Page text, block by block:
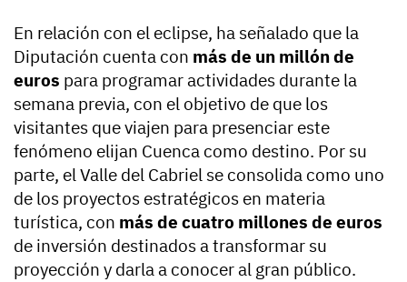
En relación con el eclipse, ha señalado que la
Diputación cuenta con más de un millón de
euros para programar actividades durante la
semana previa, con el objetivo de que los
visitantes que viajen para presenciar este
fenómeno elijan Cuenca como destino. Por su
parte, el Valle del Cabriel se consolida como uno
de los proyectos estratégicos en materia
turística, con más de cuatro millones de euros
de inversión destinados a transformar su
proyección y darla a conocer al gran público.